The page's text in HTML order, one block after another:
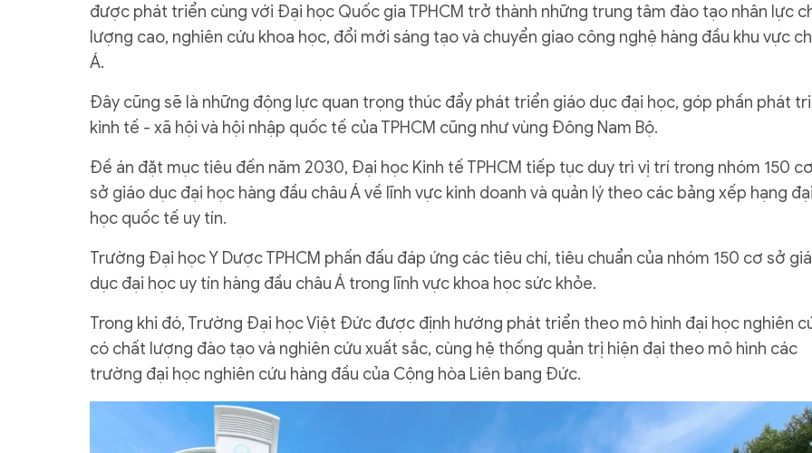
được phát triển cùng với Đại học Quốc gia TPHCM trở thành những trung tâm đào tạo nhân lực
lượng cao, nghiên cứu khoa học, đổi mới sáng tạo và chuyển giao công nghệ hàng đầu khu vực
Á.
Đây cũng sẽ là những động lực quan trọng thúc đẩy phát triển giáo dục đại học, góp phần phát
kinh tế - xã hội và hội nhập quốc tế của TPHCM cũng như vùng Đông Nam Bộ.
Đề án đặt mục tiêu đến năm 2030, Đại học Kinh tế TPHCM tiếp tục duy trì vị trí trong nhóm 150 cơ
sở giáo dục đại học hàng đầu châu Á về lĩnh vực kinh doanh và quản lý theo các bảng xếp hạng đại
học quốc tế uy tín.
Trường Đại học Y Dược TPHCM phấn đấu đáp ứng các tiêu chí, tiêu chuẩn của nhóm 150 cơ sở
dục đại học uy tín hàng đầu châu Á trong lĩnh vực khoa học sức khỏe.
Trong khi đó, Trường Đại học Việt Đức được định hướng phát triển theo mô hình đại học nghiên
có chất lượng đào tạo và nghiên cứu xuất sắc, cùng hệ thống quản trị hiện đại theo mô hình các
trường đại học nghiên cứu hàng đầu của Cộng hòa Liên bang Đức.